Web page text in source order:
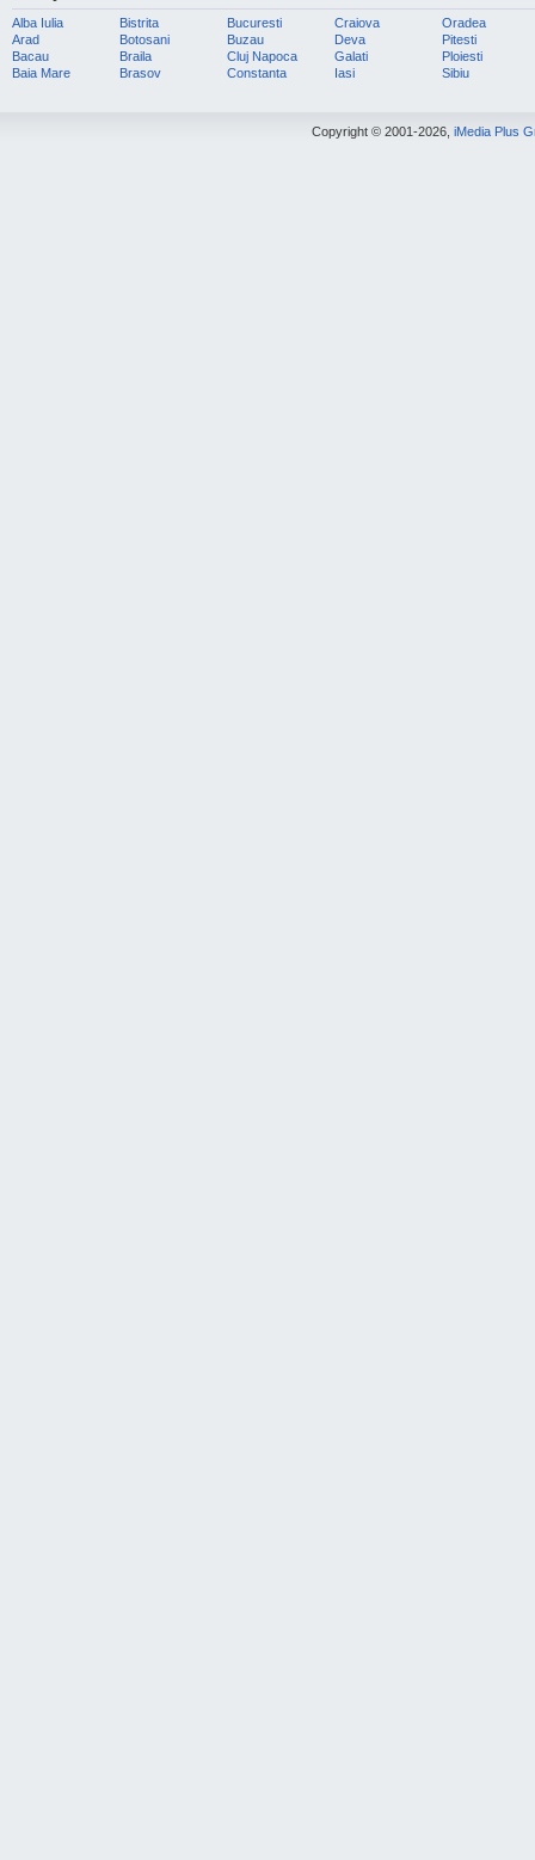
Alba Iulia
Arad
Bacau
Baia Mare
Bistrita
Botosani
Braila
Brasov
Bucuresti
Buzau
Cluj Napoca
Constanta
Craiova
Deva
Galati
Iasi
Oradea
Pitesti
Ploiesti
Sibiu
Copyright © 2001-2026, iMedia Plus